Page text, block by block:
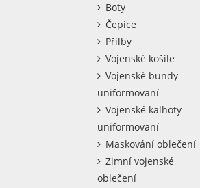
Boty
Čepice
Přilby
Vojenské košile
Vojenské bundy
uniformovaní
Vojenské kalhoty
uniformovaní
Maskování oblečení
Zimní vojenské
oblečení